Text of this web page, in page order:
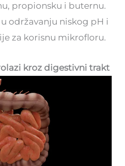
propionsku i buternu.
održavanju niskog pH i
za korisnu mikrofloru.
kroz digestivni trakt